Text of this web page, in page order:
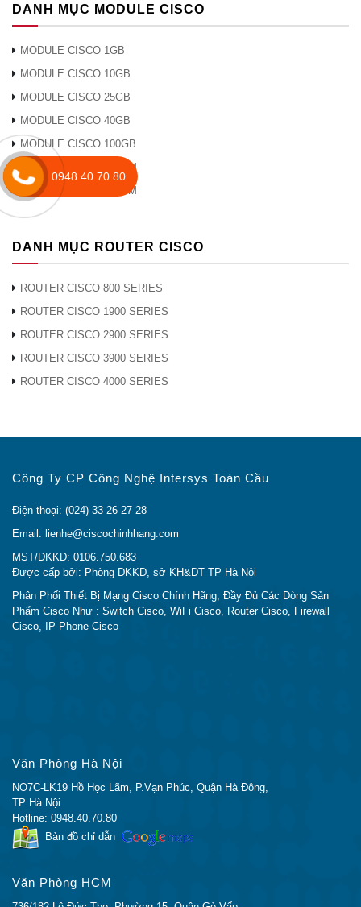
DANH MỤC MODULE CISCO
MODULE CISCO 1GB
MODULE CISCO 10GB
MODULE CISCO 25GB
MODULE CISCO 40GB
MODULE CISCO 100GB
MODULE CISCO DWDM
MODULE CISCO CWDM
DANH MỤC ROUTER CISCO
ROUTER CISCO 800 SERIES
ROUTER CISCO 1900 SERIES
ROUTER CISCO 2900 SERIES
ROUTER CISCO 3900 SERIES
ROUTER CISCO 4000 SERIES
Công Ty CP Công Nghệ Intersys Toàn Cầu
Điện thoại: (024) 33 26 27 28
Email: lienhe@ciscochinhhang.com
MST/DKKD: 0106.750.683
Được cấp bởi: Phòng DKKD, sở KH&DT TP Hà Nội
Phân Phối Thiết Bị Mạng Cisco Chính Hãng, Đầy Đủ Các Dòng Sản
Phẩm Cisco Như : Switch Cisco, WiFi Cisco, Router Cisco, Firewall
Cisco, IP Phone Cisco
Văn Phòng Hà Nội
NO7C-LK19 Hồ Học Lãm, P.Vạn Phúc, Quận Hà Đông,
TP Hà Nội.
Hotline: 0948.40.70.80
Bản đồ chỉ dẫn
Văn Phòng HCM
0948.40.70.80